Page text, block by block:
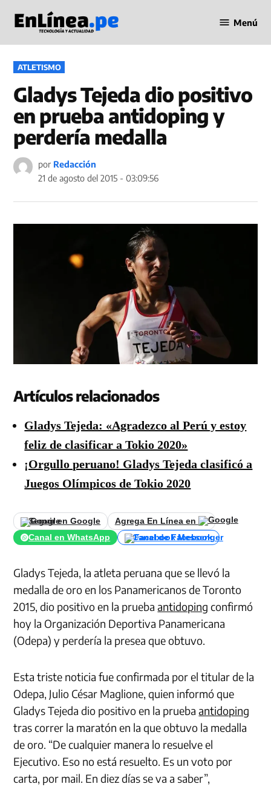
contenido
en Línea
Menú
PUBLICADO
EN
ATLETISMO
Gladys Tejeda dio positivo
en prueba antidoping y
perdería medalla
por Redacción
21 de agosto del 2015 - 03:09:56
Artículos relacionados
Gladys Tejeda: «Agradezco al Perú y estoy
feliz de clasificar a Tokio 2020»
¡Orgullo peruano! Gladys Tejeda clasificó a
Juegos Olímpicos de Tokio 2020
Seguir en Google
Agrega En Línea en
Canal en WhatsApp
Canal de Facebook
Gladys Tejeda, la atleta peruana que se llevó la
medalla de oro en los Panamericanos de Toronto
2015, dio positivoen la pruebaantidoping confirmó
hoy la Organización Deportiva Panamericana
(Odepa) y perdería la presea que obtuvo.
Esta triste noticia fue confirmada por el titular de la
Odepa, Julio César Maglione, quien informó que
Gladys Tejeda dio positivo en la pruebaantidoping
tras correr la maratón en la que obtuvo la medalla
de oro. “De cualquier manera lo resuelve el
Ejecutivo. Eso no está resuelto. Es un voto por
carta, por mail. En diez días se va a saber”,